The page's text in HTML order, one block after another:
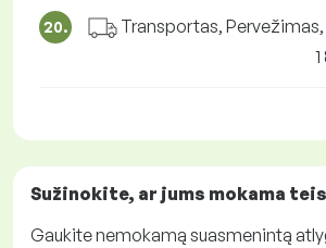
20.
Transportas,
Sužinokite, ar jums mokama
Gaukitenemokamą suasmenintą